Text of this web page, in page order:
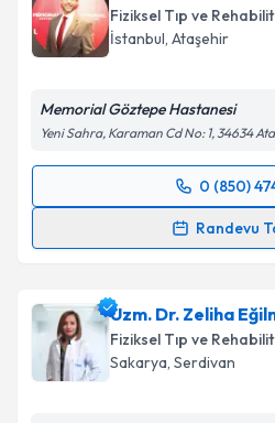
Fiziksel Tıp ve
İstanbul, Ataşehir
Memorial Göztepe Hastanesi
Yeni Sahra, Karaman Cd No: 1, 34634
0 (850)
Randevu
Randevu Takvimi
takvim hazırlandığında e-
E-posta Adresiniz
Uzm. Dr. Zeliha
Fiziksel Tıp ve
Sakarya, Serdivan